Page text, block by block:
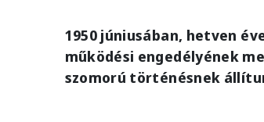
1950 júniusában, hetven
működési engedélyének
szomorú történésnek